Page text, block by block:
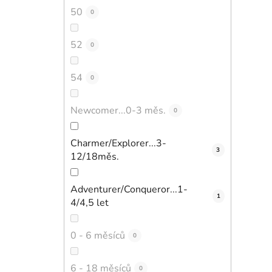
50 0
52 0
54 0
Newcomer...0-3 měs. 0
Charmer/Explorer...3-
12/18měs.
3
Adventurer/Conqueror...1-
4/4,5 let
1
0 - 6 měsíců 0
6 - 18 měsíců 0